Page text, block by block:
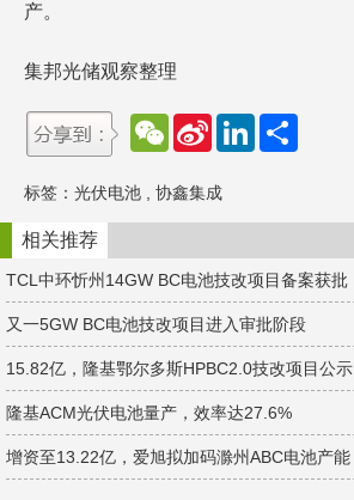
产。
集邦光储观察整理
W
e
a
t
S
a
W
e
b
o
L
d
n
标签： 光伏电池 协鑫集成
相关推荐
TCL中环忻州14GW BC电池技改项目备案获批
又一5GW BC电池技改项目进入审批阶段
15.82亿，隆基鄂尔多斯HPBC2.0技改项目公示
隆基ACM光伏电池量产，效率达27.6%
增资至13.22亿，爱旭拟加码滁州ABC电池产能